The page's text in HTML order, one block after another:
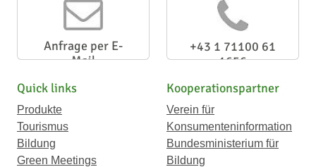
Anfrage per E-
Mail
+43 1 71100 61
1656
Quick links
Produkte
Tourismus
Bildung
Green Meetings
Kooperationspartner
Verein für
Konsumenteninformation
Bundesministerium für
Bildung